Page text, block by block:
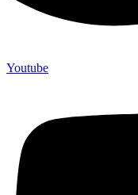
Youtube